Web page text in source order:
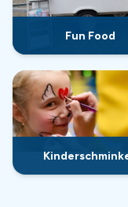
Fun Food